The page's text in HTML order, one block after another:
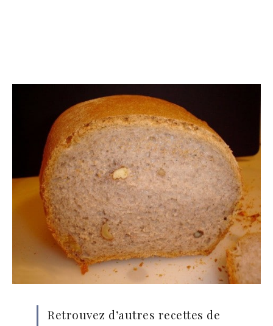
Retrouvez d’autres recettes de